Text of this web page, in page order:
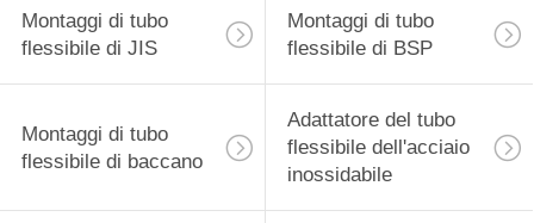
Montaggi di tubo
flessibile di JIS
Montaggi di tubo
flessibile di BSP
Montaggi di tubo
flessibile di baccano
Adattatore del tubo
flessibile dell'acciaio
inossidabile